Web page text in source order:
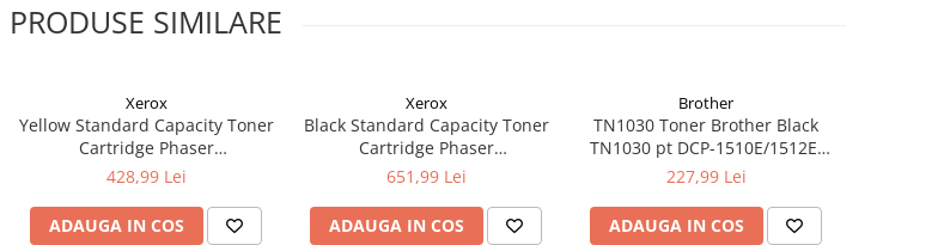
PRODUSE SIMILARE
Xerox
Yellow Standard Capacity Toner
Cartridge Phaser
6510/WorkCentre 6515
428,99 Lei
ADAUGA IN COS
Xerox
Black Standard Capacity Toner
Cartridge Phaser
6510/WorkCentre 6515
651,99 Lei
ADAUGA IN COS
Brother
TN1030 Toner Brother Black
TN1030 pt DCP-1510E/1512E,
HL-1110E/1112E ,1K
227,99 Lei
ADAUGA IN COS